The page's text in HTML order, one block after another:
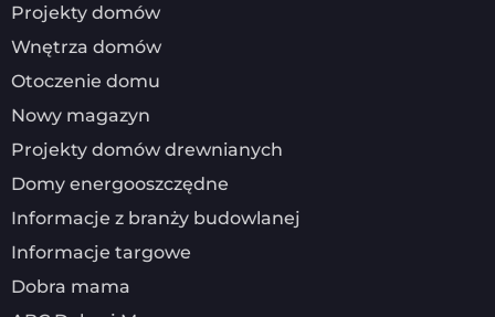
Projekty domów
Wnętrza domów
Otoczenie domu
Nowy magazyn
Projekty domów drewnianych
Domy energooszczędne
Informacje z branży budowlanej
Informacje targowe
Dobra mama